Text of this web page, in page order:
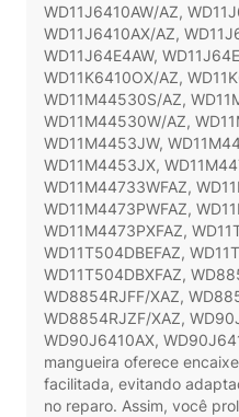
WD11J6410AW/AZ,
WD11J6410AX/AZ,
WD11J64E4AW,
WD11K6410OX/AZ,
WD11M44530S/AZ,
WD11M44530W/AZ,
WD11M4453JW,
WD11M4453JX,
WD11M44733WFAZ,
WD11M4473PWFAZ,
WD11M4473PXFAZ,
WD11T504DBEFAZ,
WD11T504DBXFAZ,
WD8854RJFF/XAZ,
WD8854RJZF/XAZ,
WD90J6410AX,
mangueira oferece
facilitada, evitando
no reparo. Assim, você